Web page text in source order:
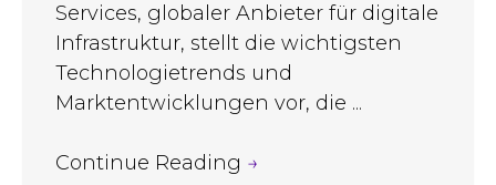
Services, globaler Anbieter für digitale
Infrastruktur, stellt die wichtigsten
Technologietrends und
Marktentwicklungen vor, die ...
Continue Reading →